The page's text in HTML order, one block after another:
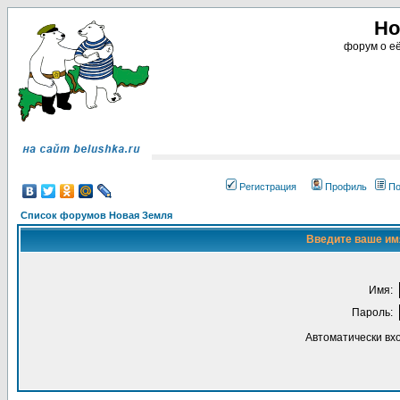
форум о
Регистрация Профиль
Список форумов Новая Земля
Введите ваше
Имя:
Пароль:
Автоматически